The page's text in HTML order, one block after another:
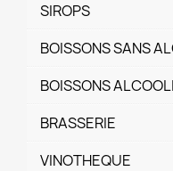
SIROPS
BOISSONS SANS
BOISSONS
BRASSERIE
VINOTHEQUE